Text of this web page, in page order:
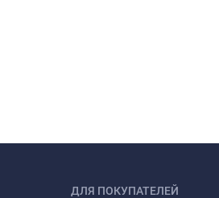
ДЛЯ ПОКУПАТЕЛЕЙ